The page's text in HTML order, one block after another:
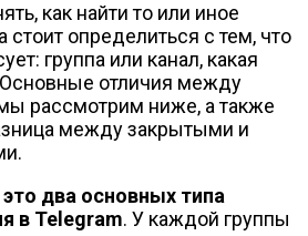
как найти то или иное
стоит определиться с тем, что
группа или канал, какая
Основные отличия между
рассмотрим ниже, а также
между закрытыми и
два основных типа
в Telegram. У каждой группы